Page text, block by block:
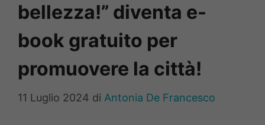
bellezza!” diventa e-
book gratuito per
promuovere la città!
11 Luglio 2024 di Antonia De Francesco